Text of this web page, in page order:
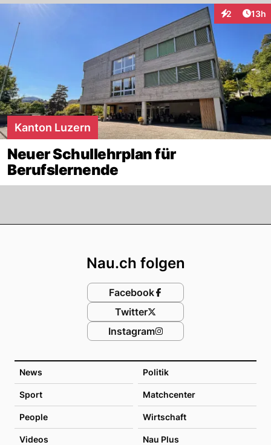
2
Interaktionen
13h
Kanton Luzern
Neuer Schullehrplan für
Berufslernende
News Politik
Sport Matchcenter
People Wirtschaft
Videos Nau Plus
Nau.ch folgen
Facebook
Twitter
Instagram